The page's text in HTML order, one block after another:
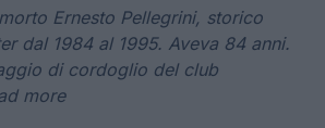
Ernesto Pellegrini, storico
dal 1984 al 1995. Aveva 84 anni.
di cordoglio del club
more